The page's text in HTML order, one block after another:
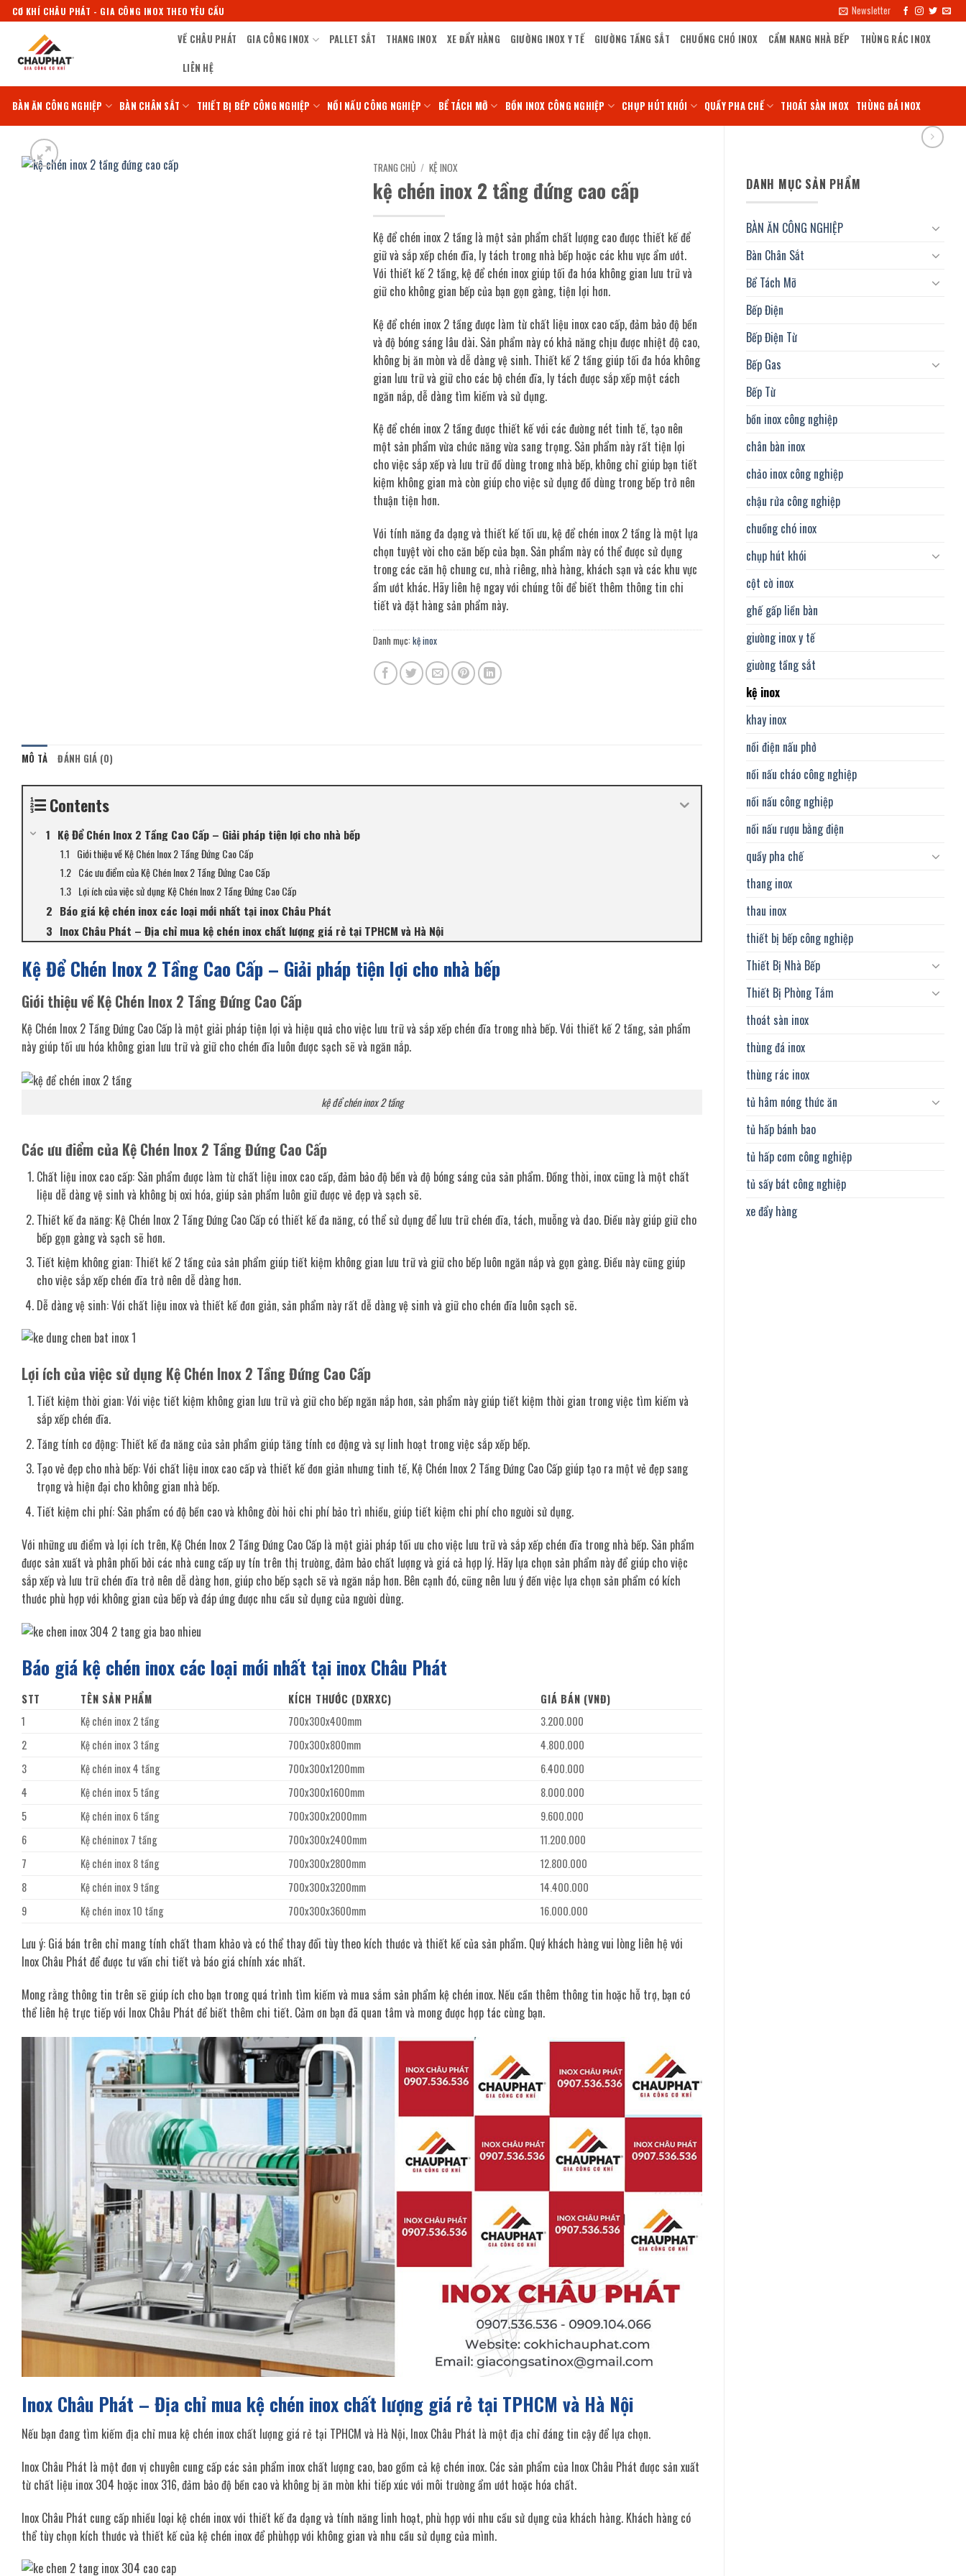
qua
dung
CƠ KHÍ CHÂU PHÁT - GIA CÔNG INOX THEO YÊU CẦU Newsletter
VỀ CHÂU PHÁT GIA CÔNG INOX PALLET SẮT THANG INOX XE ĐẨY HÀNG GIƯỜNG INOX Y TẾ GIƯỜNG TẦNG SẮT CHUỒNG CHÓ INOX CẨM NANG NHÀ BẾP THÙNG RÁC INOX
LIÊN HỆ
BÀN ĂN CÔNG NGHIỆP BÀN CHÂN SẮT THIẾT BỊ BẾP CÔNG NGHIỆP NỒI NẤU CÔNG NGHIỆP BỂ TÁCH MỠ BỒN INOX CÔNG NGHIỆP CHỤP HÚT KHÓI QUẦY PHA CHẾ THOÁT SÀN INOX THÙNG ĐÁ INOX
DANH MỤC SẢN PHẨM
BÀN ĂN CÔNG NGHIỆP
Bàn Chân Sắt
Bể Tách Mỡ
Bếp Điện
Bếp Điện Từ
Bếp Gas
Bếp Từ
bồn inox công nghiệp
chân bàn inox
chảo inox công nghiệp
chậu rửa công nghiệp
chuồng chó inox
chụp hút khói
cột cờ inox
ghế gấp liền bàn
giường inox y tế
giường tầng sắt
kệ inox
khay inox
nồi điện nấu phở
nồi nấu cháo công nghiệp
nồi nấu công nghiệp
nồi nấu rượu bằng điện
quầy pha chế
thang inox
thau inox
thiết bị bếp công nghiệp
Thiết Bị Nhà Bếp
Thiết Bị Phòng Tắm
thoát sàn inox
thùng đá inox
thùng rác inox
tủ hâm nóng thức ăn
tủ hấp bánh bao
tủ hấp cơm công nghiệp
tủ sấy bát công nghiệp
xe đẩy hàng
TRANG CHỦ / KỆ INOX
kệ chén inox 2 tầng đứng cao cấp
Kệ để chén inox 2 tầng là một sản phẩm chất lượng cao được thiết kế để
giữ và sắp xếp chén đĩa, ly tách trong nhà bếp hoặc các khu vực ẩm ướt.
Với thiết kế 2 tầng, kệ để chén inox giúp tối đa hóa không gian lưu trữ và
giữ cho không gian bếp của bạn gọn gàng, tiện lợi hơn.
Kệ để chén inox 2 tầng được làm từ chất liệu inox cao cấp, đảm bảo độ bền
và độ bóng sáng lâu dài. Sản phẩm này có khả năng chịu được nhiệt độ cao,
không bị ăn mòn và dễ dàng vệ sinh. Thiết kế 2 tầng giúp tối đa hóa không
gian lưu trữ và giữ cho các bộ chén đĩa, ly tách được sắp xếp một cách
ngăn nắp, dễ dàng tìm kiếm và sử dụng.
Kệ để chén inox 2 tầng được thiết kế với các đường nét tinh tế, tạo nên
một sản phẩm vừa chức năng vừa sang trọng. Sản phẩm này rất tiện lợi
cho việc sắp xếp và lưu trữ đồ dùng trong nhà bếp, không chỉ giúp bạn tiết
kiệm không gian mà còn giúp cho việc sử dụng đồ dùng trong bếp trở nên
thuận tiện hơn.
Với tính năng đa dạng và thiết kế tối ưu, kệ để chén inox 2 tầng là một lựa
chọn tuyệt vời cho căn bếp của bạn. Sản phẩm này có thể được sử dụng
trong các căn hộ chung cư, nhà riêng, nhà hàng, khách sạn và các khu vực
ẩm ướt khác. Hãy liên hệ ngay với chúng tôi để biết thêm thông tin chi
tiết và đặt hàng sản phẩm này.
Danh mục: kệ inox
MÔ TẢ ĐÁNH GIÁ (0)
Contents
Kệ Để Chén Inox 2 Tầng Cao Cấp – Giải pháp tiện lợi cho nhà bếp
Giới thiệu về Kệ Chén Inox 2 Tầng Đứng Cao Cấp
Các ưu điểm của Kệ Chén Inox 2 Tầng Đứng Cao Cấp
Lợi ích của việc sử dụng Kệ Chén Inox 2 Tầng Đứng Cao Cấp
Báo giá kệ chén inox các loại mới nhất tại inox Châu Phát
Inox Châu Phát – Địa chỉ mua kệ chén inox chất lượng giá rẻ tại TPHCM và Hà Nội
Kệ Để Chén Inox 2 Tầng Cao Cấp – Giải pháp tiện lợi cho nhà bếp
Giới thiệu về Kệ Chén Inox 2 Tầng Đứng Cao Cấp
Kệ Chén Inox 2 Tầng Đứng Cao Cấp là một giải pháp tiện lợi và hiệu quả cho việc lưu trữ và sắp xếp chén đĩa trong nhà bếp. Với thiết kế 2 tầng, sản phẩm
này giúp tối ưu hóa không gian lưu trữ và giữ cho chén đĩa luôn được sạch sẽ và ngăn nắp.
kệ để chén inox 2 tầng
Các ưu điểm của Kệ Chén Inox 2 Tầng Đứng Cao Cấp
Chất liệu inox cao cấp: Sản phẩm được làm từ chất liệu inox cao cấp, đảm bảo độ bền và độ bóng sáng của sản phẩm. Đồng thời, inox cũng là một chất
liệu dễ dàng vệ sinh và không bị oxi hóa, giúp sản phẩm luôn giữ được vẻ đẹp và sạch sẽ.
Thiết kế đa năng: Kệ Chén Inox 2 Tầng Đứng Cao Cấp có thiết kế đa năng, có thể sử dụng để lưu trữ chén đĩa, tách, muỗng và dao. Điều này giúp giữ cho
bếp gọn gàng và sạch sẽ hơn.
Tiết kiệm không gian: Thiết kế 2 tầng của sản phẩm giúp tiết kiệm không gian lưu trữ và giữ cho bếp luôn ngăn nắp và gọn gàng. Điều này cũng giúp
cho việc sắp xếp chén đĩa trở nên dễ dàng hơn.
Dễ dàng vệ sinh: Với chất liệu inox và thiết kế đơn giản, sản phẩm này rất dễ dàng vệ sinh và giữ cho chén đĩa luôn sạch sẽ.
Lợi ích của việc sử dụng Kệ Chén Inox 2 Tầng Đứng Cao Cấp
Tiết kiệm thời gian: Với việc tiết kiệm không gian lưu trữ và giữ cho bếp ngăn nắp hơn, sản phẩm này giúp tiết kiệm thời gian trong việc tìm kiếm và
sắp xếp chén đĩa.
Tăng tính cơ động: Thiết kế đa năng của sản phẩm giúp tăng tính cơ động và sự linh hoạt trong việc sắp xếp bếp.
Tạo vẻ đẹp cho nhà bếp: Với chất liệu inox cao cấp và thiết kế đơn giản nhưng tinh tế, Kệ Chén Inox 2 Tầng Đứng Cao Cấp giúp tạo ra một vẻ đẹp sang
trọng và hiện đại cho không gian nhà bếp.
Tiết kiệm chi phí: Sản phẩm có độ bền cao và không đòi hỏi chi phí bảo trì nhiều, giúp tiết kiệm chi phí cho người sử dụng.
Với những ưu điểm và lợi ích trên, Kệ Chén Inox 2 Tầng Đứng Cao Cấp là một giải pháp tối ưu cho việc lưu trữ và sắp xếp chén đĩa trong nhà bếp. Sản phẩm
được sản xuất và phân phối bởi các nhà cung cấp uy tín trên thị trường, đảm bảo chất lượng và giá cả hợp lý. Hãy lựa chọn sản phẩm này để giúp cho việc
sắp xếp và lưu trữ chén đĩa trở nên dễ dàng hơn, giúp cho bếp sạch sẽ và ngăn nắp hơn. Bên cạnh đó, cũng nên lưu ý đến việc lựa chọn sản phẩm có kích
thước phù hợp với không gian của bếp và đáp ứng được nhu cầu sử dụng của người dùng.
Báo giá kệ chén inox các loại mới nhất tại inox Châu Phát
STT TÊN SẢN PHẨM KÍCH THƯỚC (DXRXC)
GIÁ BÁN (VNĐ)
1
Kệ chén inox 2 tầng 700x300x400mm
3.200.000
2
Kệ chén inox 3 tầng 700x300x800mm
4.800.000
3
Kệ chén inox 4 tầng 700x300x1200mm
6.400.000
4
Kệ chén inox 5 tầng 700x300x1600mm
8.000.000
5
Kệ chén inox 6 tầng 700x300x2000mm
9.600.000
6
Kệ chéninox 7 tầng 700x300x2400mm
11.200.000
7
Kệ chén inox 8 tầng 700x300x2800mm
12.800.000
8
Kệ chén inox 9 tầng 700x300x3200mm
14.400.000
9
Kệ chén inox 10 tầng 700x300x3600mm 16.000.000
Lưu ý: Giá bán trên chỉ mang tính chất tham khảo và có thể thay đổi tùy theo kích thước và thiết kế của sản phẩm. Quý khách hàng vui lòng liên hệ với
Inox Châu Phát để được tư vấn chi tiết và báo giá chính xác nhất.
Mong rằng thông tin trên sẽ giúp ích cho bạn trong quá trình tìm kiếm và mua sắm sản phẩm kệ chén inox. Nếu cần thêm thông tin hoặc hỗ trợ, bạn có
thể liên hệ trực tiếp với Inox Châu Phát để biết thêm chi tiết. Cảm ơn bạn đã quan tâm và mong được hợp tác cùng bạn.
Inox Châu Phát – Địa chỉ mua kệ chén inox chất lượng giá rẻ tại TPHCM và Hà Nội
Nếu bạn đang tìm kiếm địa chỉ mua kệ chén inox chất lượng giá rẻ tại TPHCM và Hà Nội, Inox Châu Phát là một địa chỉ đáng tin cậy để lựa chọn.
Inox Châu Phát là một đơn vị chuyên cung cấp các sản phẩm inox chất lượng cao, bao gồm cả kệ chén inox. Các sản phẩm của Inox Châu Phát được sản xuất
từ chất liệu inox 304 hoặc inox 316, đảm bảo độ bền cao và không bị ăn mòn khi tiếp xúc với môi trường ẩm ướt hoặc hóa chất.
Inox Châu Phát cung cấp nhiều loại kệ chén inox với thiết kế đa dạng và tính năng linh hoạt, phù hợp với nhu cầu sử dụng của khách hàng. Khách hàng có
thể tùy chọn kích thước và thiết kế của kệ chén inox để phùhợp với không gian và nhu cầu sử dụng của mình.